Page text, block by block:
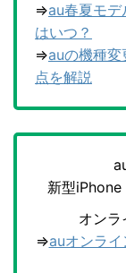
⇒au春夏モ
はいつ？
⇒auの機種変
点を解説
新型iPhone
オンラ
⇒auオンラ